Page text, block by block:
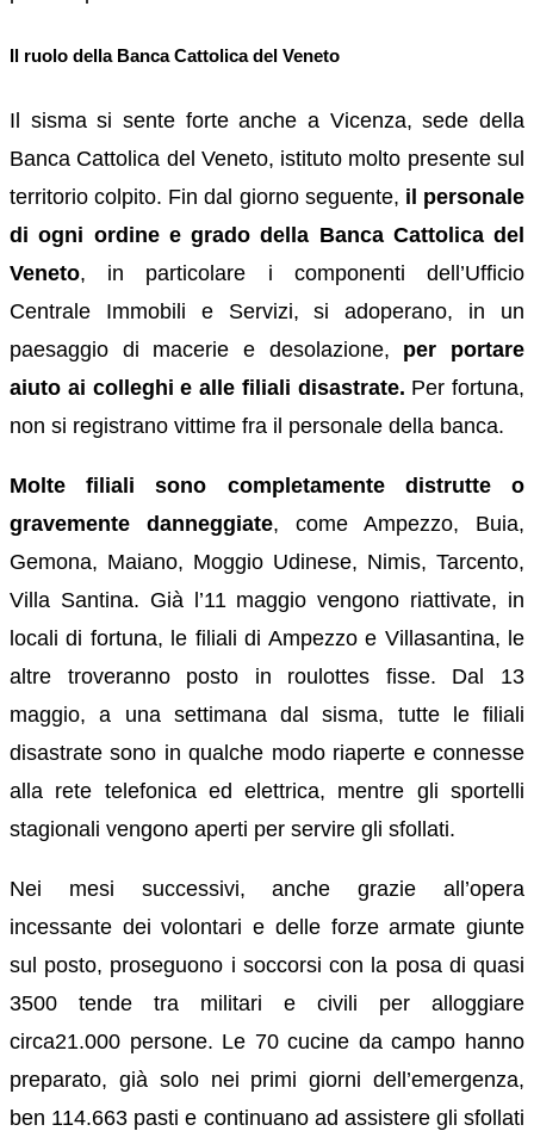
Il ruolo della Banca Cattolica del Veneto
Il sisma si sente forte anche a Vicenza, sede della
Banca Cattolica del Veneto, istituto molto presente sul
territorio colpito. Fin dal giorno seguente, il personale
di ogni ordine e grado della Banca Cattolica del
Veneto, in particolare i componenti dell’Ufficio
Centrale Immobili e Servizi, si adoperano, in un
paesaggio di macerie e desolazione, per portare
aiuto ai colleghi e alle filiali disastrate. Per fortuna,
non si registrano vittime fra il personale della banca.
Molte filiali sono completamente distrutte o
gravemente danneggiate, come Ampezzo, Buia,
Gemona, Maiano, Moggio Udinese, Nimis, Tarcento,
Villa Santina. Già l’11 maggio vengono riattivate, in
locali di fortuna, le filiali di Ampezzo e Villasantina, le
altre troveranno posto in roulottes fisse. Dal 13
maggio, a una settimana dal sisma, tutte le filiali
disastrate sono in qualche modo riaperte e connesse
alla rete telefonica ed elettrica, mentre gli sportelli
stagionali vengono aperti per servire gli sfollati.
Nei mesi successivi, anche grazie all’opera
incessante dei volontari e delle forze armate giunte
sul posto, proseguono i soccorsi con la posa di quasi
3500 tende tra militari e civili per alloggiare
circa21.000 persone. Le 70 cucine da campo hanno
preparato, già solo nei primi giorni dell’emergenza,
ben 114.663 pasti e continuano ad assistere gli sfollati